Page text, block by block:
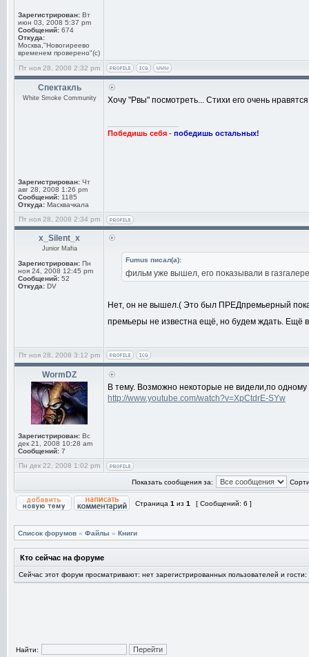
Зарегистрирован: Вт
июн 03, 2008 5:37 pm
Сообщений: 674
Откуда:
Москва,"Новогиреево
временем проверено"(с)
Пт ноя 28, 2008 2:32 pm
Спектакль
White Smoke Community
Зарегистрирован: Чт
авг 28, 2008 1:26 pm
Сообщений: 1185
Откуда: Масквачкала
Хочу "Рвы" посмотреть... Стихи его очень
Победишь себя - победишь остальных!
Пт ноя 28, 2008 2:34 pm
x_Silent_x
Junior Mafia
Зарегистрирован: Пн
ноя 24, 2008 12:45 pm
Сообщений: 52
Откуда: DV
Fumus писал(а):
фильм уже вышел, его показывали в
Нет, он не вышел.( Это был ПРЕДпремьерный
премьеры не известна ещё, но будем ждать. Ещё
Пт ноя 28, 2008 3:12 pm
WormDZ
Зарегистрирован: Вс
дек 21, 2008 10:28 am
Сообщений: 7
В тему. Возможно некоторые не видели,по одному
http://www.youtube.com/watch?v=XpCtdrE-SYw
Пн дек 22, 2008 1:02 pm
Показать сообщения за:
Страница 1 из 1 [ Сообщений: 6 ]
Список форумов » Файлы » Книги
Кто сейчас на форуме
Сейчас этот форум просматривают: нет зарегистрированных пользователей и гости:
Найти: